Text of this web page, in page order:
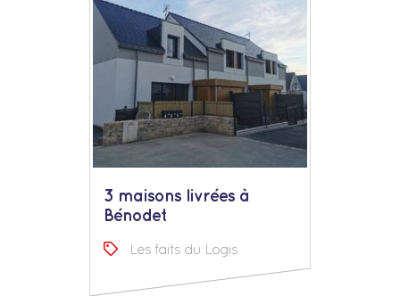
3 maisons livrées à
Bénodet
Les faits du Logis